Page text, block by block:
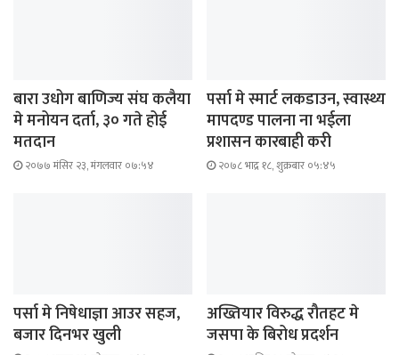
बारा उधोग बाणिज्य संघ कलैया
मे मनोयन दर्ता, ३० गते होई
मतदान
२०७७ मंसिर २३, मंगलवार ०७:५४
पर्सा मे स्मार्ट लकडाउन, स्वास्थ्य
मापदण्ड पालना ना भईला
प्रशासन कारबाही करी
२०७८ भाद्र १८, शुक्रबार ०५:४५
पर्सा मे निषेधाज्ञा आउर सहज,
बजार दिनभर खुली
अख्तियार विरुद्ध रौतहट मे
जसपा के बिरोध प्रदर्शन